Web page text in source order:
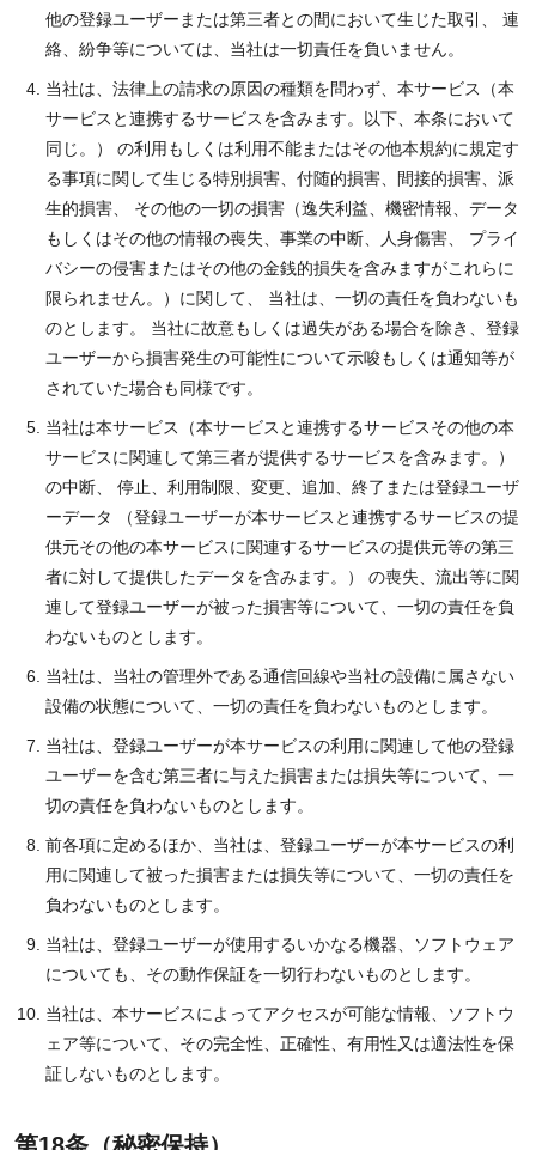
他の登録ユーザーまたは第三者との間において生じた取引、 連
絡、紛争等については、当社は一切責任を負いません。
当社は、法律上の請求の原因の種類を問わず、本サービス（本
サービスと連携するサービスを含みます。以下、本条において
同じ。） の利用もしくは利用不能またはその他本規約に規定す
る事項に関して生じる特別損害、付随的損害、間接的損害、派
生的損害、 その他の一切の損害（逸失利益、機密情報、データ
もしくはその他の情報の喪失、事業の中断、人身傷害、 プライ
バシーの侵害またはその他の金銭的損失を含みますがこれらに
限られません。）に関して、 当社は、一切の責任を負わないも
のとします。 当社に故意もしくは過失がある場合を除き、登録
ユーザーから損害発生の可能性について示唆もしくは通知等が
されていた場合も同様です。
当社は本サービス（本サービスと連携するサービスその他の本
サービスに関連して第三者が提供するサービスを含みます。）
の中断、 停止、利用制限、変更、追加、終了または登録ユーザ
ーデータ （登録ユーザーが本サービスと連携するサービスの提
供元その他の本サービスに関連するサービスの提供元等の第三
者に対して提供したデータを含みます。） の喪失、流出等に関
連して登録ユーザーが被った損害等について、一切の責任を負
わないものとします。
当社は、当社の管理外である通信回線や当社の設備に属さない
設備の状態について、一切の責任を負わないものとします。
当社は、登録ユーザーが本サービスの利用に関連して他の登録
ユーザーを含む第三者に与えた損害または損失等について、一
切の責任を負わないものとします。
前各項に定めるほか、当社は、登録ユーザーが本サービスの利
用に関連して被った損害または損失等について、一切の責任を
負わないものとします。
当社は、登録ユーザーが使用するいかなる機器、ソフトウェア
についても、その動作保証を一切行わないものとします。
当社は、本サービスによってアクセスが可能な情報、ソフトウ
ェア等について、その完全性、正確性、有用性又は適法性を保
証しないものとします。